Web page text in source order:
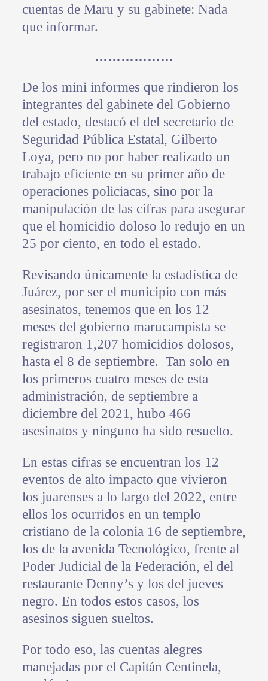
cuentas de Maru y su gabinete: Nada
que informar.
………………
De los mini informes que rindieron los
integrantes del gabinete del Gobierno
del estado, destacó el del secretario de
Seguridad Pública Estatal, Gilberto
Loya, pero no por haber realizado un
trabajo eficiente en su primer año de
operaciones policiacas, sino por la
manipulación de las cifras para asegurar
que el homicidio doloso lo redujo en un
25 por ciento, en todo el estado.
Revisando únicamente la estadística de
Juárez, por ser el municipio con más
asesinatos, tenemos que en los 12
meses del gobierno marucampista se
registraron 1,207 homicidios dolosos,
hasta el 8 de septiembre. Tan solo en
los primeros cuatro meses de esta
administración, de septiembre a
diciembre del 2021, hubo 466
asesinatos y ninguno ha sido resuelto.
En estas cifras se encuentran los 12
eventos de alto impacto que vivieron
los juarenses a lo largo del 2022, entre
ellos los ocurridos en un templo
cristiano de la colonia 16 de septiembre,
los de la avenida Tecnológico, frente al
Poder Judicial de la Federación, el del
restaurante Denny’s y los del jueves
negro. En todos estos casos, los
asesinos siguen sueltos.
Por todo eso, las cuentas alegres
manejadas por el Capitán Centinela,